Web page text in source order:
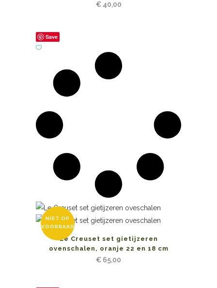
€40,00
Save
NIET OP
VOORRAAD
Le Creuset set gietijzeren
ovenschalen, oranje 22 en 18 cm
€ 65,00